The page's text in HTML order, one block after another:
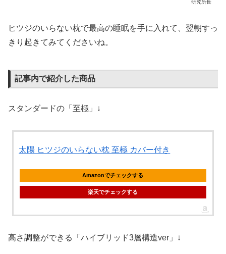
研究所長
ヒツジのいらない枕で最高の睡眠を手に入れて、翌朝すっ
きり起きてみてくださいね。
記事内で紹介した商品
スタンダードの「至極」↓
太陽 ヒツジのいらない枕 至極 カバー付き
Amazonでチェックする
楽天でチェックする
高さ調整ができる「ハイブリッド3層構造ver」↓